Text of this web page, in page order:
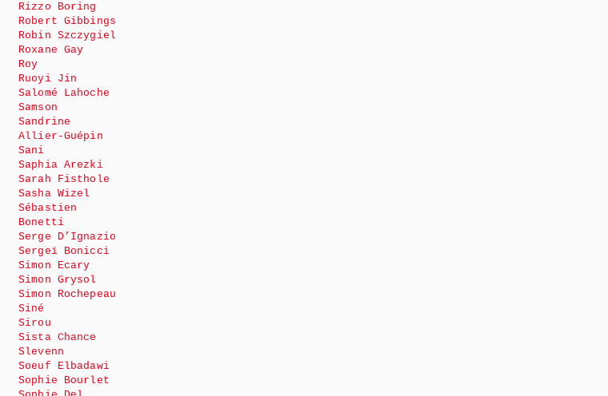
Rizzo Boring
Robert Gibbings
Robin Szczygiel
Roxane Gay
Roy
Ruoyi Jin
Salomé Lahoche
Samson
Sandrine
Allier-Guépin
Sani
Saphia Arezki
Sarah Fisthole
Sasha Wizel
Sébastien
Bonetti
Serge D’Ignazio
Sergeï Bonicci
Simon Ecary
Simon Grysol
Simon Rochepeau
Siné
Sirou
Sista Chance
Slevenn
Soeuf Elbadawi
Sophie Bourlet